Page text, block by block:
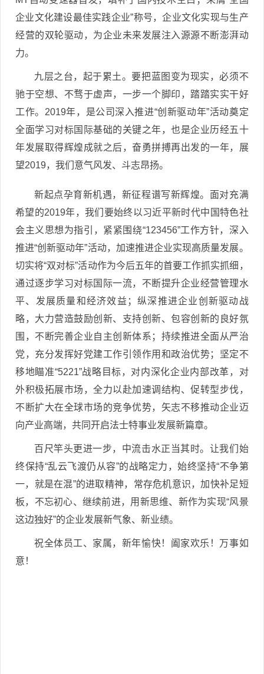
企业文化建设最佳实践企业”称号，企业文化实现与生产
经营的双轮驱动，为企业未来发展注入源源不断澎湃动
力。
九层之台，起于累土。要把蓝图变为现实，必须不
驰于空想、不骛于虚声，一步一个脚印，踏踏实实干好
工作。2019年，是公司深入推进“创新驱动年”活动奠定
全面学习对标国际基础的关键之年，也是企业历经五十
年发展取得辉煌成就之后，奋勇拼搏再出发的一年，展
望2019，我们意气风发、斗志昂扬。
新起点孕育新机遇，新征程谱写新辉煌。面对充满
希望的2019年，我们要始终以习近平新时代中国特色社
会主义思想为指引，紧紧围绕“123456”工作方针，深入
推进“创新驱动年”活动，加速推进企业实现高质量发展。
切实将“双对标”活动作为今后五年的首要工作抓实抓细，
通过逐步学习对标国际一流，不断提升企业经营管理水
平、发展质量和经济效益；纵深推进企业创新驱动战
略，大力营造鼓励创新、支持创新、包容创新的良好氛
围，不断完善企业自主创新体系；持续推进全面从严治
党，充分发挥好党建工作引领作用和政治优势；坚定不
移地瞄准“5221”战略目标，对内深化企业内部改革，对
外积极拓展市场，全力以赴加速调结构、促转型步伐，
不断扩大在全球市场的竞争优势，矢志不移推动企业迈
向产业高端，共同开启法士特事业发展新篇章。
百尺竿头更进一步，中流击水正当其时。让我们始
终保持“乱云飞渡仍从容”的战略定力，始终坚持“不争第
一，就是在混”的进取精神，常存危机意识，加快补足短
板，不忘初心、继续前进，用新思维、新作为实现“风景
这边独好”的企业发展新气象、新业绩。
祝全体员工、家属，新年愉快！阖家欢乐！万事如
意！